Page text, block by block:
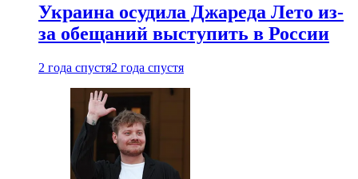
Украина осудила Джареда Лето из-
за обещаний выступить в России
2 года спустя2 года спустя